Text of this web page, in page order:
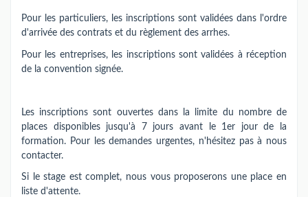
Pour les particuliers, les inscriptions sont validées dans l'ordre
d'arrivée des contrats et du règlement des arrhes.
Pour les entreprises, les inscriptions sont validées à réception
de la convention signée.
Les inscriptions sont ouvertes dans la limite du nombre de
places disponibles jusqu'à 7 jours avant le 1er jour de la
formation. Pour les demandes urgentes, n'hésitez pas à nous
contacter.
Si le stage est complet, nous vous proposerons une place en
liste d'attente.